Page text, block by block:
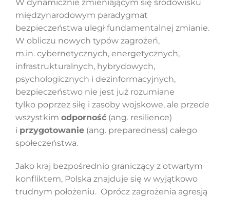
W dynamicznie zmieniającym się środowisku
międzynarodowym paradygmat
bezpieczeństwa uległ fundamentalnej zmianie.
W obliczu nowych typów zagrożeń,
m.in. cybernetycznych, energetycznych,
infrastrukturalnych, hybrydowych,
psychologicznych i dezinformacyjnych,
bezpieczeństwo nie jest już rozumiane
tylko poprzez siłę i zasoby wojskowe, ale przede
wszystkim odporność(ang. resilience)
i przygotowanie(ang. preparedness) całego
społeczeństwa.
Jako kraj bezpośrednio graniczący z otwartym
konfliktem, Polska znajduje się w wyjątkowo
trudnym położeniu. Oprócz zagrożenia agresją